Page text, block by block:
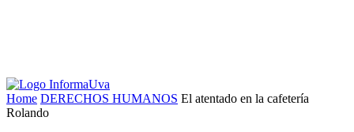
Home DERECHOS HUMANOS El atentado en la cafetería
Rolando